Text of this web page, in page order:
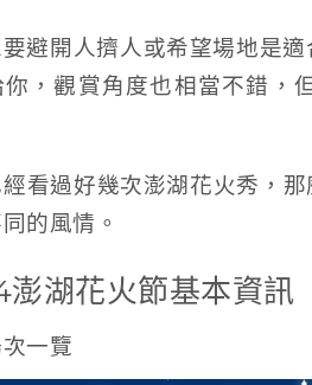
避開人擠人或希望場地是
，觀賞角度也相當不錯，
看過好幾次澎湖花火秀，
的風情。
湖花火節基本資訊
一覽